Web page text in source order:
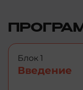
Блок 1
Введение